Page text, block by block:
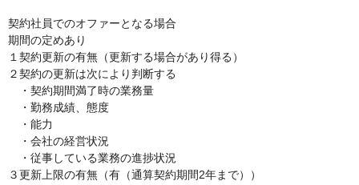
契約社員でのオファーとなる場合
期間の定めあり
１契約更新の有無（更新する場合があり得る）
２契約の更新は次により判断する
・契約期間満了時の業務量
・勤務成績、態度
・能⼒
・会社の経営状況
・従事している業務の進捗状況
３更新上限の有無（有（通算契約期間2年まで））